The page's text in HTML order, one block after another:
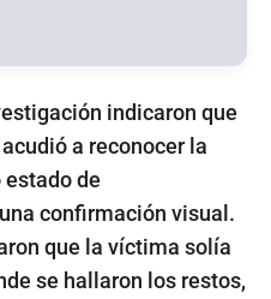
indicaron que
a reconocer la
estado de
confirmación visual.
que la víctima solía
se hallaron los restos,